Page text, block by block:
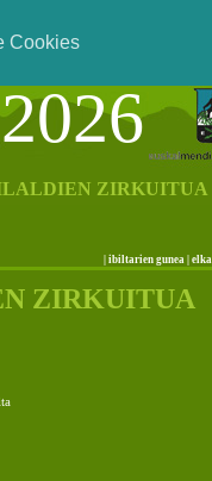
Cookies
2026
ZIRKUITUA
ibiltarien gunea
ZIRKUITUA